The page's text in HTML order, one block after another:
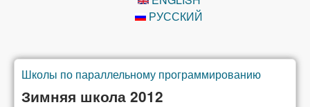
РУССКИЙ
Вы здесь
Школы по параллельному программированию
Зимняя школа 2012